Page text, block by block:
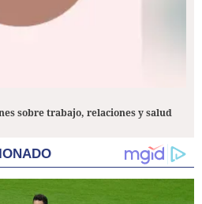
sobre trabajo, relaciones y salud